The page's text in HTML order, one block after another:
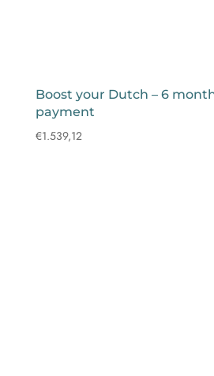
Boost your Dutch – 6
payment
€1.539,12